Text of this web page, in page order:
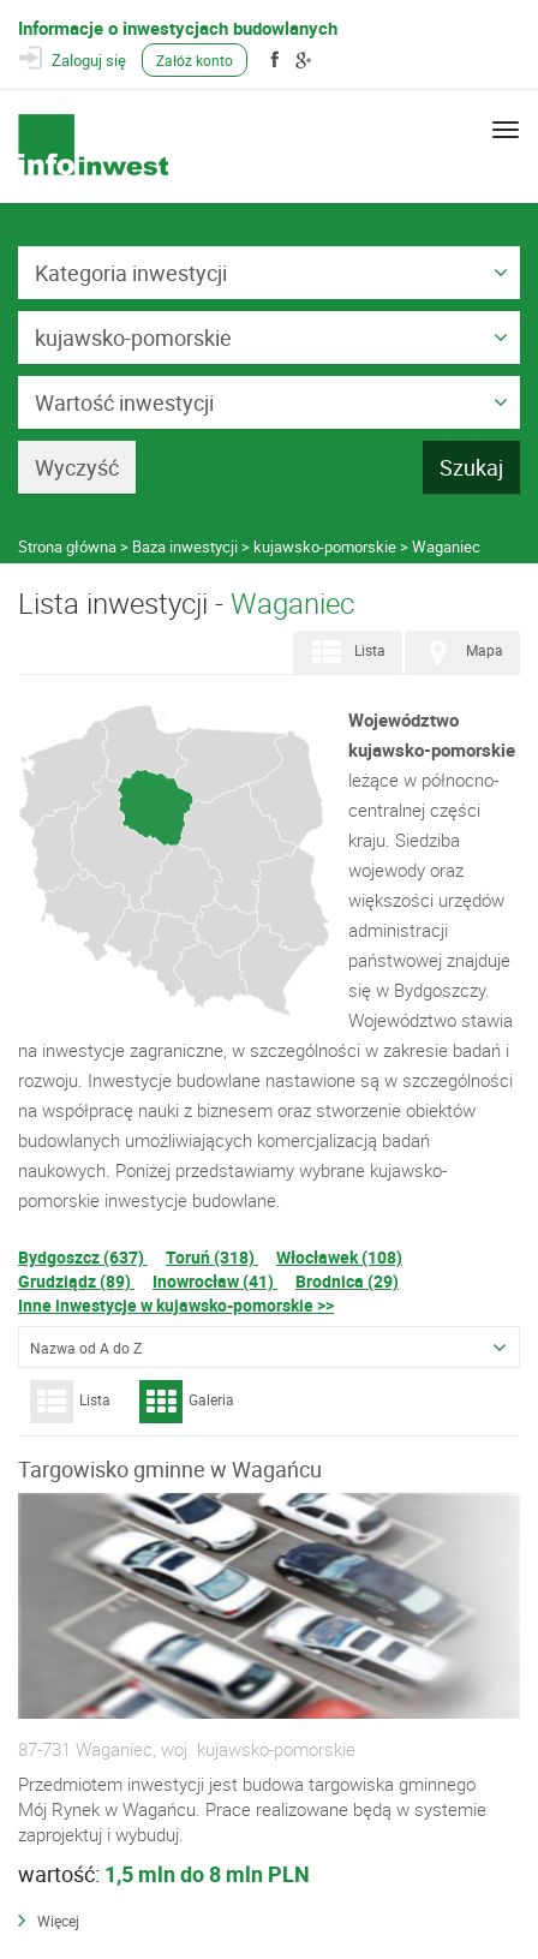
Informacje o inwestycjach budowlanych
Zaloguj się Załóż konto
Kategoria inwestycji
kujawsko-pomorskie
Wartość inwestycji
Strona główna Baza inwestycji kujawsko-pomorskie Waganiec
Lista inwestycji - Waganiec
Mapa
Lista
Województwo
kujawsko-pomorskie
leżące w północno-
centralnej części
kraju. Siedziba
wojewody oraz
większości urzędów
administracji
państwowej znajduje
się w Bydgoszczy.
Województwo stawia
na inwestycje zagraniczne, w szczególności w zakresie badań i
rozwoju. Inwestycje budowlane nastawione są w szczególności
na współpracę nauki z biznesem oraz stworzenie obiektów
budowlanych umożliwiających komercjalizacją badań
naukowych. Poniżej przedstawiamy wybrane kujawsko-
pomorskie inwestycje budowlane.
Bydgoszcz (637) Toruń (318)
Włocławek (108)
Grudziądz (89)
Inowrocław (41)
Brodnica (29)
Inne inwestycje w kujawsko-pomorskie >>
Nazwa od A do Z
Lista Galeria
Targowisko gminne w Wagańcu
87-731 Waganiec, woj. kujawsko-pomorskie
Przedmiotem inwestycji jest budowa targowiska gminnego
Mój Rynek w Wagańcu. Prace realizowane będą w systemie
zaprojektuj i wybuduj.
wartość: 1,5 mln do 8 mln PLN
Więcej